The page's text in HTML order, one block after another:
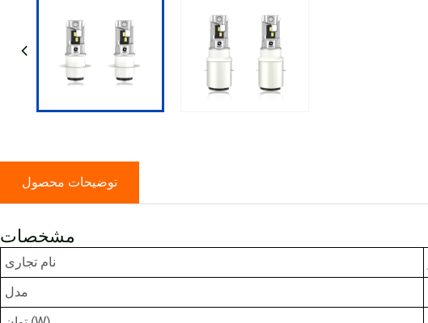
توضیحات محصول
مشخصات
نام تجاری
مدل